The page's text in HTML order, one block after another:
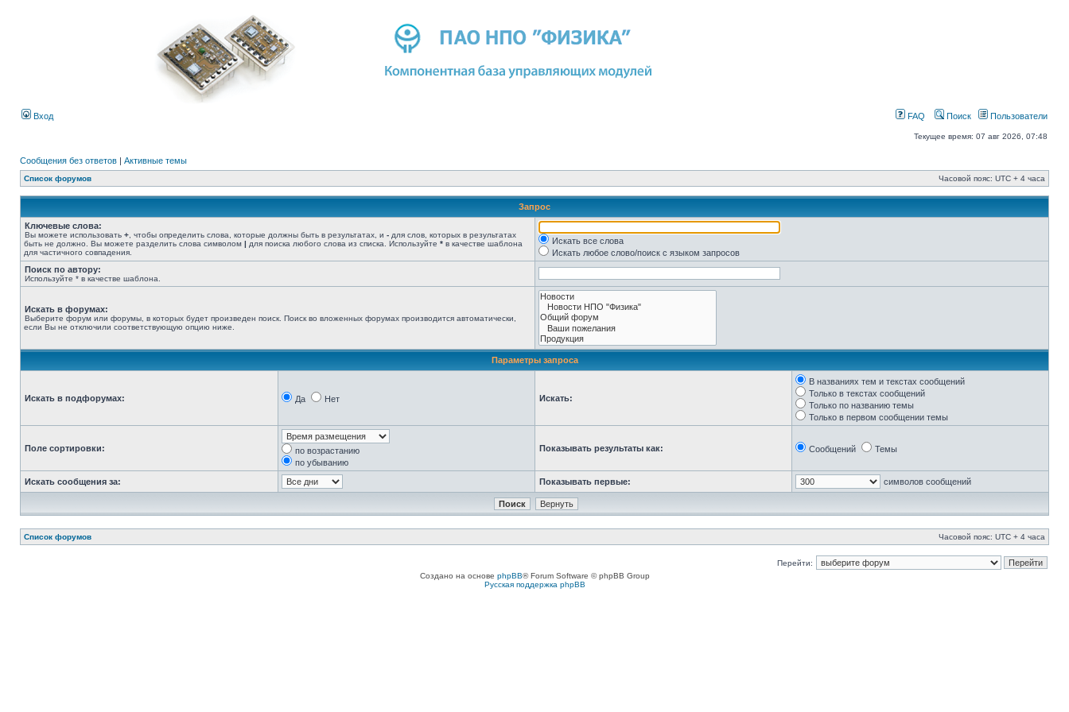
Вход FAQ Поиск Пользователи
Текущее время: 07 авг 2026, 07:48
Сообщения без ответов | Активные темы
Список форумов Часовой пояс: UTC + 4 часа
Запрос
Ключевые слова:
Вы можете использовать + , чтобы определить слова, которые должны быть в результатах, и - для слов, которых в результатах
быть не должно. Вы можете разделить слова символом | для поиска любого слова из списка. Используйте * в качестве шаблона
для частичного совпадения.
Искать все слова
Искать любое слово/поиск с языком запросов
Поиск по автору:
Используйте * в качестве шаблона.
Искать в форумах:
Выберите форум или форумы, в которых будет произведен поиск. Поиск во вложенных форумах производится автоматически,
если Вы не отключили соответствующую опцию ниже.
Параметры запроса
Искать в подфорумах: Да Нет Искать:
В названиях тем и текстах сообщений
Только в текстах сообщений
Только по названию темы
Только в первом сообщении темы
Поле сортировки:
по возрастанию
по убыванию
Показывать результаты как: Сообщений Темы
Искать сообщения за: Показывать первые: символов сообщений
Список форумов Часовой пояс: UTC + 4 часа
Перейти:
Создано на основе phpBB® Forum Software © phpBB Group
Русская поддержка phpBB